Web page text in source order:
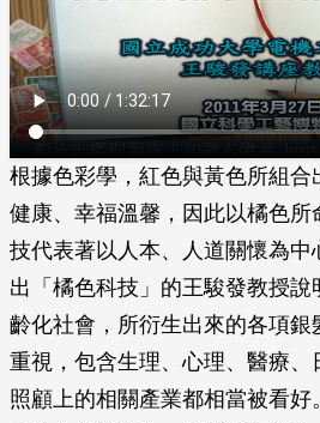
根據色彩學，紅色與黃色所組合
健康、幸福溫馨，因此以橘色
技代表著以人本、人道關懷為中
出「橘色科技」的王駿發教授
齡化社會，所衍生出來的各項銀
重視，包含生理、心理、醫療
照顧上的相關產業都相當被看